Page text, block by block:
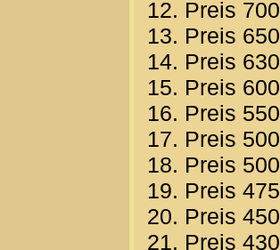
12. Preis 700
13. Preis 650
14. Preis 630
15. Preis 600
16. Preis 550
17. Preis 500
18. Preis 500
19. Preis 475
20. Preis 450
21. Preis 430